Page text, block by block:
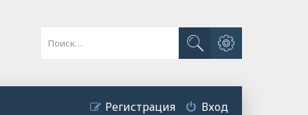
Поиск
Расширенный поиск
Вход
Регистрация